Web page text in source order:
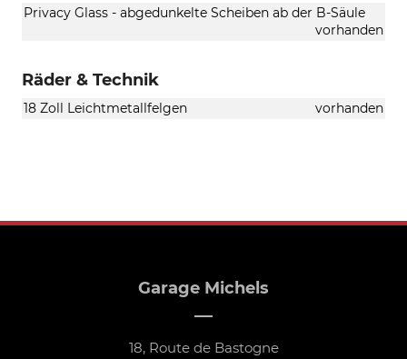
Privacy Glass - abgedunkelte Scheiben ab der B-Säule
vorhanden
Räder & Technik
18 Zoll Leichtmetallfelgen vorhanden
Garage Michels
18, Route de Bastogne